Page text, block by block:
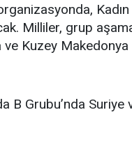
Milliler, grup
Kuzey
B Grubu’nda Suriye